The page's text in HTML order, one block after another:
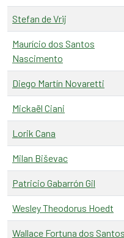
Stefan de Vrij
Maurício dos Santos
Nascimento
Diego Martín Novaretti
Mickaël Ciani
Lorik Cana
Milan Biševac
Patricio Gabarrón Gil
Wesley Theodorus Hoedt
Wallace Fortuna dos Santos